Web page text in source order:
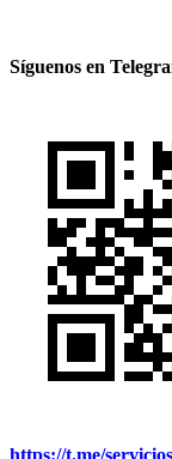
Síguenos en